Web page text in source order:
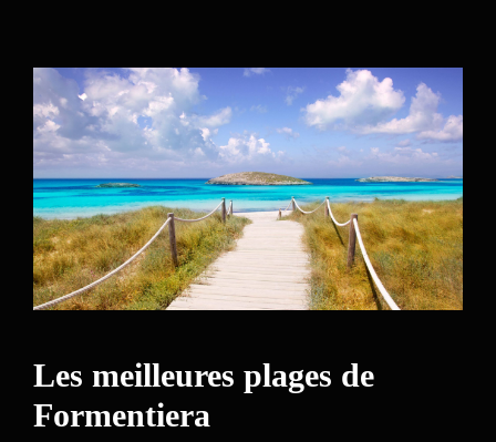
Les meilleures plages de
Formentiera